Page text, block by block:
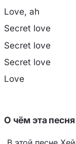
Love, ah
Secret love
Secret love
Secret love
Love
О чём эта песня